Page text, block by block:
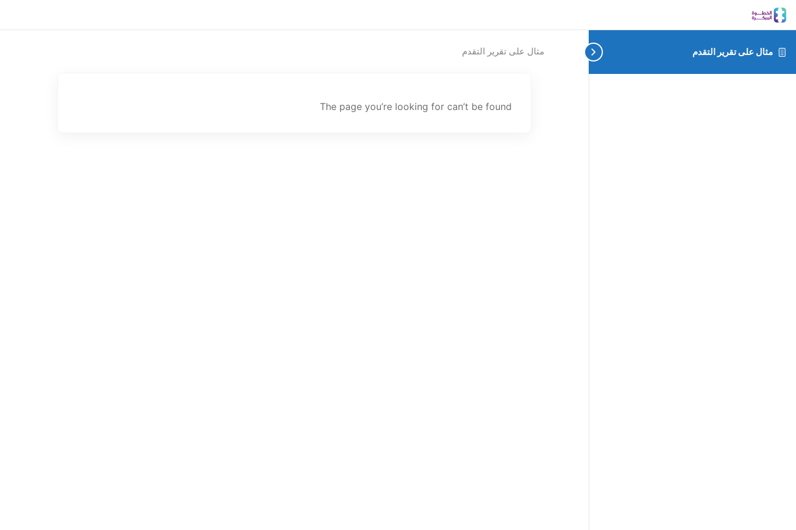
مثال على تقرير التقدم مثال على تقرير التقدم
The page you’re looking for can’t be found